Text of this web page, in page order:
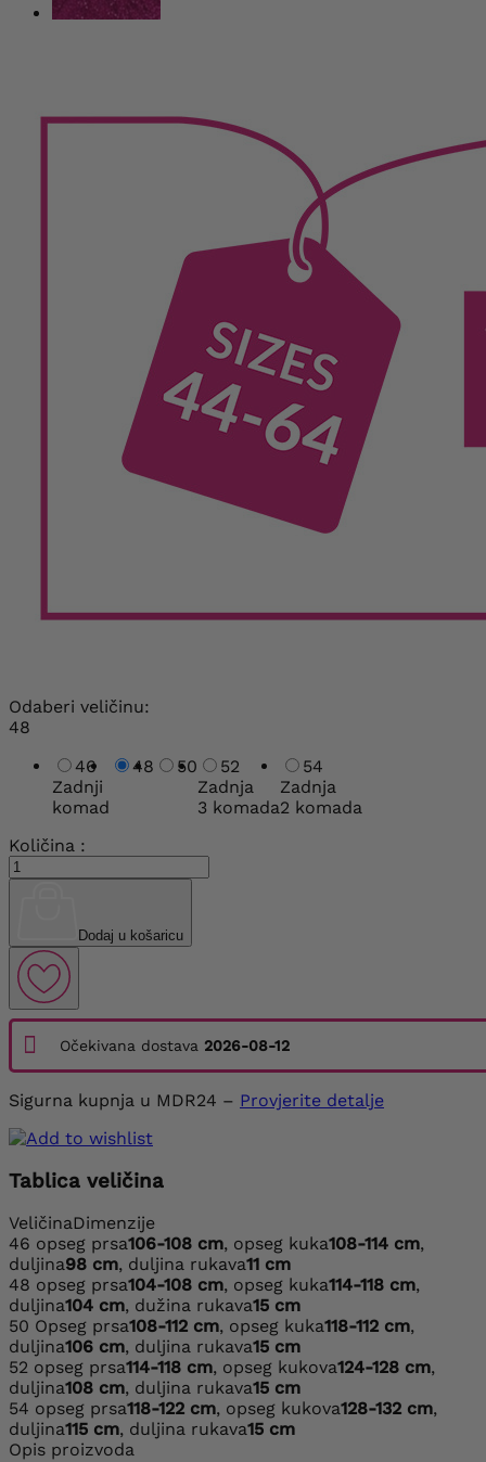
Odaberi veličinu:
48
46
Zadnji
komad
48 50
52
Zadnja
3 komada
54
Zadnja
2 komada
Količina :
Dodaj u košaricu
Očekivana dostava 2026-08-12
Sigurna kupnja u MDR24 – Provjerite detalje
Tablica veličina
VeličinaDimenzije
46 opseg prsa106-108 cm, opseg kuka108-114 cm,
duljina98 cm, duljina rukava11 cm
48 opseg prsa104-108 cm, opseg kuka114-118 cm,
duljina104 cm, dužina rukava15 cm
50 Opseg prsa108-112 cm, opseg kuka118-112 cm,
duljina106 cm, duljina rukava15 cm
52 opseg prsa114-118 cm, opseg kukova124-128 cm,
duljina108 cm, duljina rukava15 cm
54 opseg prsa118-122 cm, opseg kukova128-132 cm,
duljina115 cm, duljina rukava15 cm
Opis proizvoda